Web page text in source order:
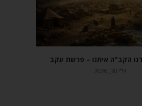
הקב"ה איתנו – פרשת עקב
יולי 30, 2026